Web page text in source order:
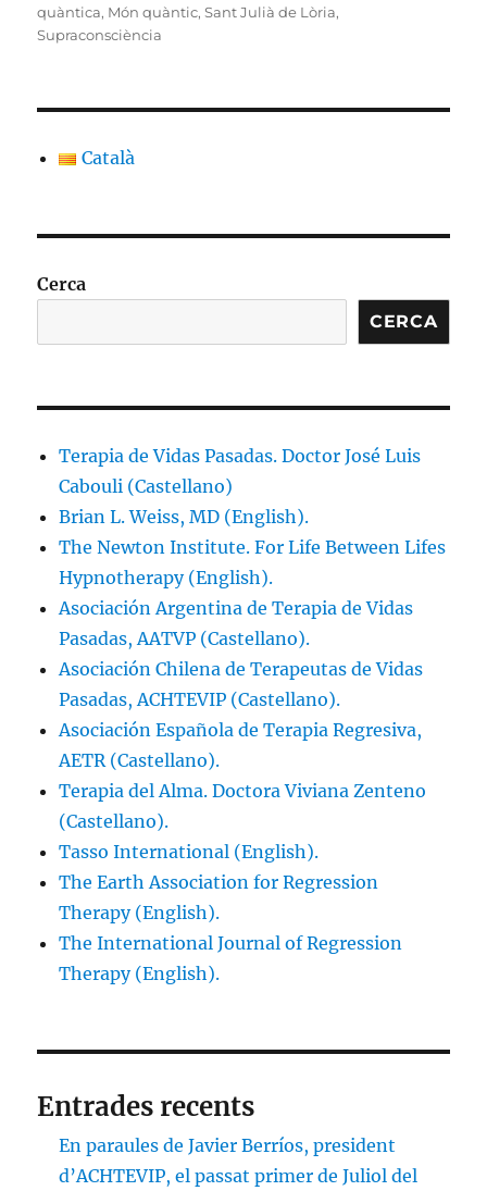
quàntica, Món quàntic,Sant Julià de Lòria,
Supraconsciència
Català
Cerca
CERCA
Terapia de Vidas Pasadas. Doctor José Luis
Cabouli (Castellano)
Brian L. Weiss, MD (English).
The Newton Institute. For Life Between Lifes
Hypnotherapy (English).
Asociación Argentina de Terapia de Vidas
Pasadas, AATVP (Castellano).
Asociación Chilena de Terapeutas de Vidas
Pasadas, ACHTEVIP (Castellano).
Asociación Española de Terapia Regresiva,
AETR (Castellano).
Terapia del Alma. Doctora Viviana Zenteno
(Castellano).
Tasso International (English).
The Earth Association for Regression
Therapy (English).
The International Journal of Regression
Therapy (English).
Entrades recents
En paraules de Javier Berríos, president
d’ACHTEVIP, el passat primer de Juliol del